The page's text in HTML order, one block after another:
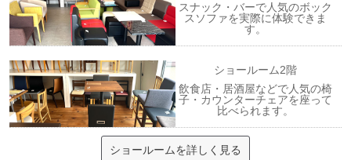
スナック・バーで人気のボック
スソファを実際に体験できま
す。
ショールーム2階
飲食店・居酒屋などで人気の椅
子・カウンターチェアを座って
比べられます。
ショールームを詳しく見る